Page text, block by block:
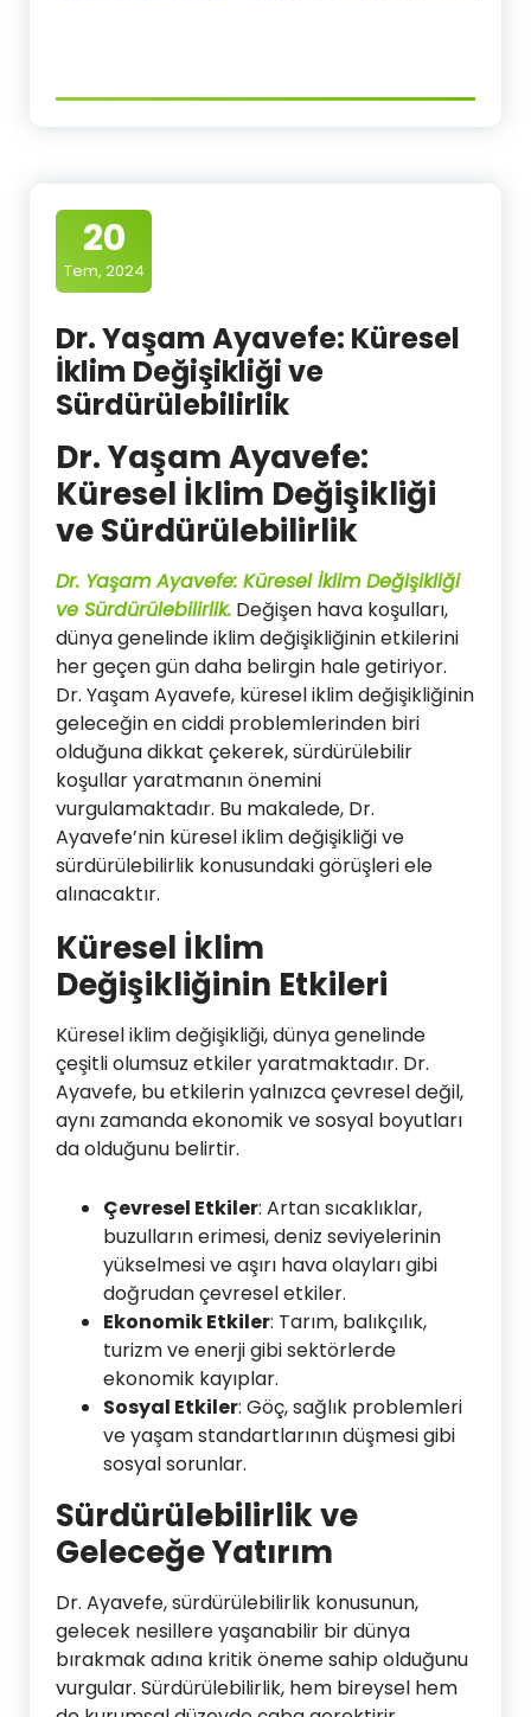
20
Tem, 2024
Dr. Yaşam Ayavefe: Küresel
İklim Değişikliği ve
Sürdürülebilirlik
Dr. Yaşam Ayavefe:
Küresel İklim Değişikliği
ve Sürdürülebilirlik
Dr. Yaşam Ayavefe: Küresel İklim Değişikliği
ve Sürdürülebilirlik. Değişen hava koşulları,
dünya genelinde iklim değişikliğinin etkilerini
her geçen gün daha belirgin hale getiriyor.
Dr. Yaşam Ayavefe, küresel iklim değişikliğinin
geleceğin en ciddi problemlerinden biri
olduğuna dikkat çekerek, sürdürülebilir
koşullar yaratmanın önemini
vurgulamaktadır. Bu makalede, Dr.
Ayavefe’nin küresel iklim değişikliği ve
sürdürülebilirlik konusundaki görüşleri ele
alınacaktır.
Küresel İklim
Değişikliğinin Etkileri
Küresel iklim değişikliği, dünya genelinde
çeşitli olumsuz etkiler yaratmaktadır. Dr.
Ayavefe, bu etkilerin yalnızca çevresel değil,
aynı zamanda ekonomik ve sosyal boyutları
da olduğunu belirtir.
Çevresel Etkiler: Artan sıcaklıklar,
buzulların erimesi, deniz seviyelerinin
yükselmesi ve aşırı hava olayları gibi
doğrudan çevresel etkiler.
Ekonomik Etkiler: Tarım, balıkçılık,
turizm ve enerji gibi sektörlerde
ekonomik kayıplar.
Sosyal Etkiler: Göç, sağlık problemleri
ve yaşam standartlarının düşmesi gibi
sosyal sorunlar.
Sürdürülebilirlik ve
Geleceğe Yatırım
Dr. Ayavefe, sürdürülebilirlik konusunun,
gelecek nesillere yaşanabilir bir dünya
bırakmak adına kritik öneme sahip olduğunu
vurgular. Sürdürülebilirlik, hem bireysel hem